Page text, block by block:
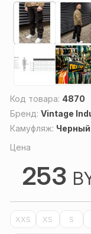
Код товара: 4870
Бренд: Vintage
Камуфляж: Черный
Цена
253
XXS XS S